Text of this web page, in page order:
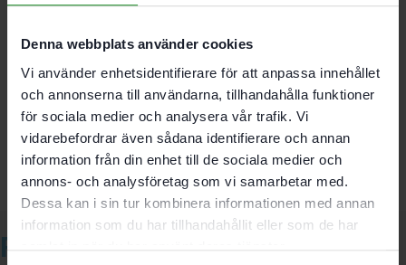
Denna webbplats använder cookies
Vi använder enhetsidentifierare för att anpassa innehållet
och annonserna till användarna, tillhandahålla funktioner
för sociala medier och analysera vår trafik. Vi
vidarebefordrar även sådana identifierare och annan
information från din enhet till de sociala medier och
annons- och analysföretag som vi samarbetar med.
Dessa kan i sin tur kombinera informationen med annan
information som du har tillhandahållit eller som de har
Det finns inga recensioner än.
Bli först med att recensera ”Festool Notfräs HW S8
D10/30”
Du måste varainloggadför att skriva en recension.
Relaterade produkter